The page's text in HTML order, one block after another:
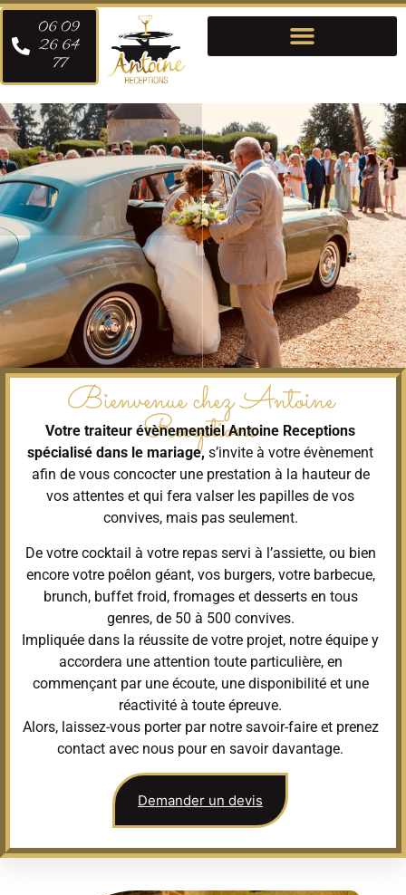
06 09
26 64
77
Bienvenue chez Antoine
Receptions
Votre traiteur évènementiel Antoine Receptions
spécialisé dans le mariage, s’invite à votre évènement
afin de vous concocter une prestation à la hauteur de
vos attentes et qui fera valser les papilles de vos
convives, mais pas seulement.
De votre cocktail à votre repas servi à l’assiette, ou bien
encore votre poêlon géant, vos burgers, votre barbecue,
brunch, buffet froid, fromages et desserts en tous
genres, de 50 à 500 convives.
Impliquée dans la réussite de votre projet, notre équipe y
accordera une attention toute particulière, en
commençant par une écoute, une disponibilité et une
réactivité à toute épreuve.
Alors, laissez-vous porter par notre savoir-faire et prenez
contact avec nous pour en savoir davantage.
Demander un devis